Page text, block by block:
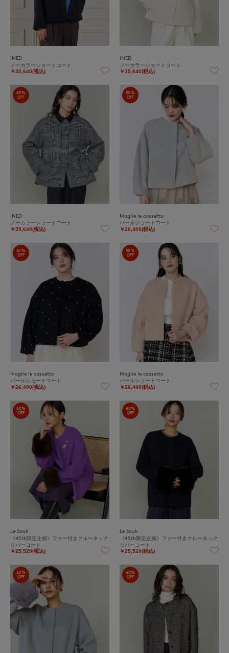
INED
ノーカラーショートコート
￥35,640(税込)
INED
ノーカラーショートコート
￥35,640(税込)
40%
OFF
INED
ノーカラーショートコート
￥35,640(税込)
50%
OFF
Maglie le cassetto
パールショートコート
￥26,400(税込)
50%
OFF
Maglie le cassetto
パールショートコート
￥26,400(税込)
50%
OFF
Maglie le cassetto
パールショートコート
￥26,400(税込)
60%
OFF
Le Souk
《45th限定企画》ファー付きクルーネック
リバーコート
￥25,520(税込)
60%
OFF
Le Souk
《45th限定企画》ファー付きクルーネック
リバーコート
￥25,520(税込)
60%
OFF
60%
OFF